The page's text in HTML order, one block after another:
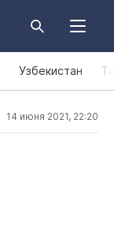
Узбекистан
14 июня 2021, 22:20